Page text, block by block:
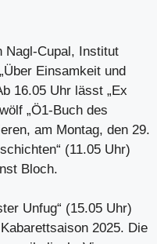
Nagl-Cupal, Institut
Einsamkeit und
16.05 Uhr lässt „Ex
„Ö1-Buch des
am Montag, den 29.
(11.05 Uhr)
Bloch.
Unfug“ (15.05 Uhr)
2025. Die